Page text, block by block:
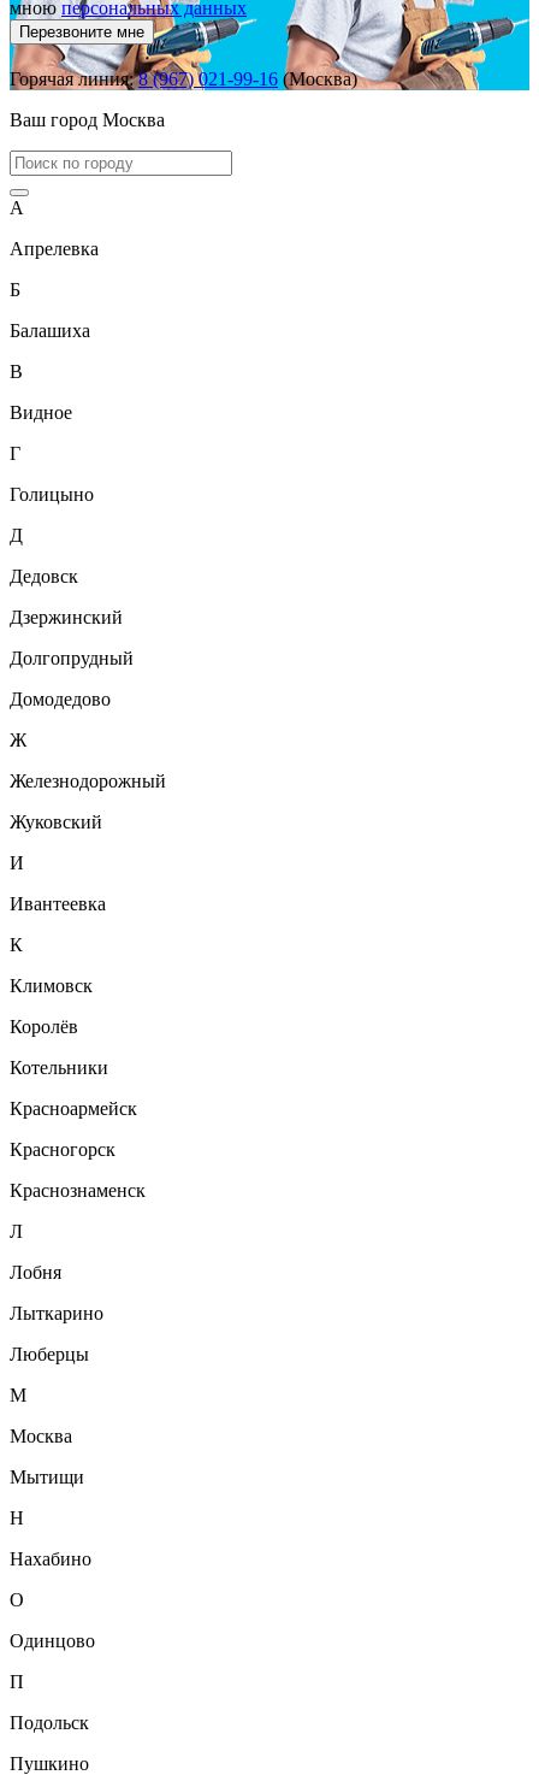
мною персональных данных
Перезвоните мне
Горячая линия:8 (967) 021-99-16 (Москва)
Ваш город Москва
А
Апрелевка
Б
Балашиха
В
Видное
Г
Голицыно
Д
Дедовск
Дзержинский
Долгопрудный
Домодедово
Ж
Железнодорожный
Жуковский
И
Ивантеевка
К
Климовск
Королёв
Котельники
Красноармейск
Красногорск
Краснознаменск
Л
Лобня
Лыткарино
Люберцы
М
Москва
Мытищи
Н
Нахабино
О
Одинцово
П
Подольск
Пушкино